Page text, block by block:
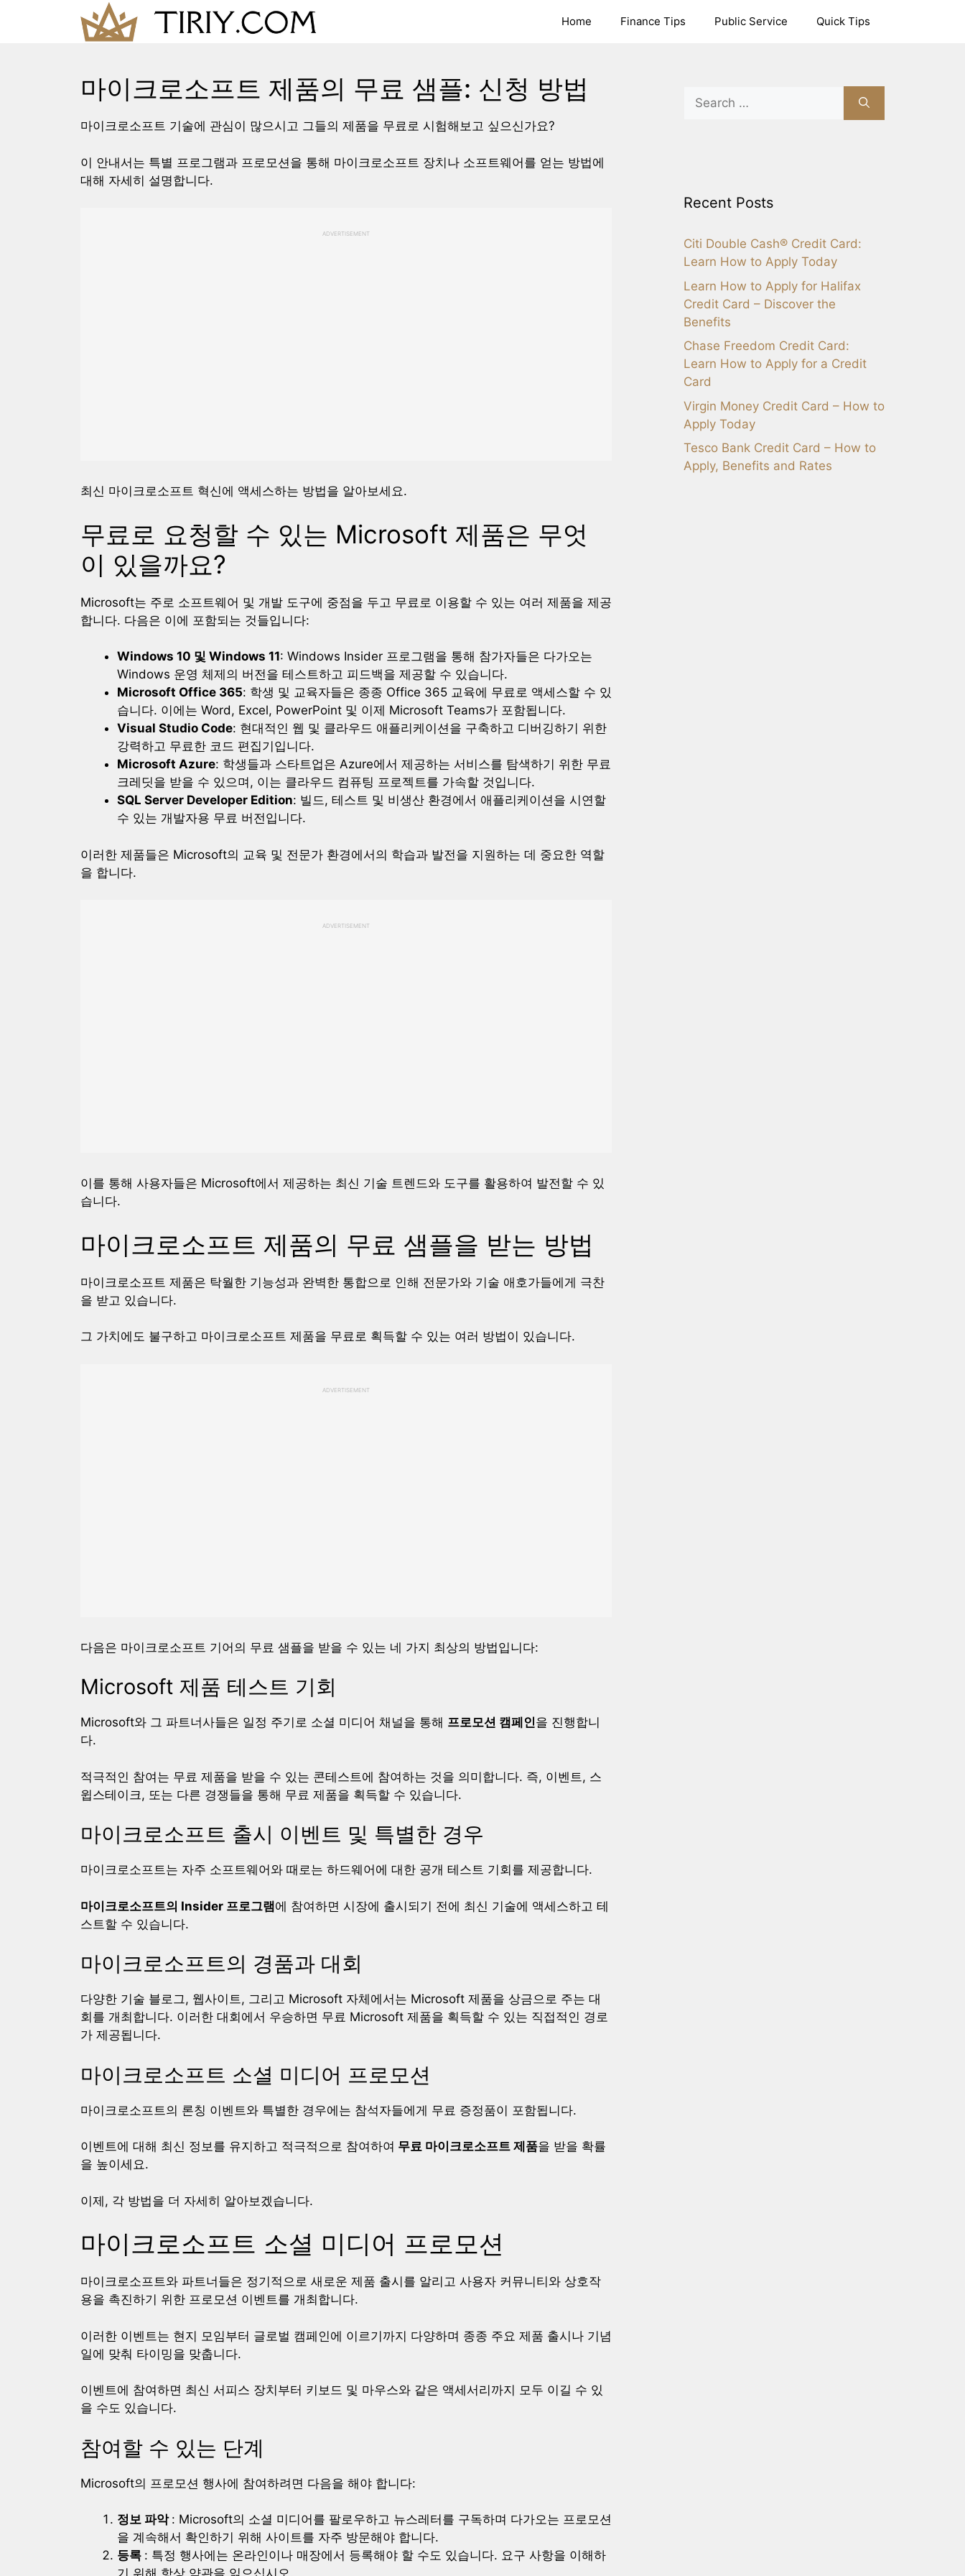
Home Finance Tips Public Service Quick Tips
마이크로소프트 제품의 무료 샘플: 신청 방법
마이크로소프트 기술에 관심이 많으시고 그들의 제품을 무료로 시험해보고 싶으신가요?
이 안내서는 특별 프로그램과 프로모션을 통해 마이크로소프트 장치나 소프트웨어를 얻는 방법에
대해 자세히 설명합니다.
ADVERTISEMENT
최신 마이크로소프트 혁신에 액세스하는 방법을 알아보세요.
무료로 요청할 수 있는 Microsoft 제품은 무엇
이 있을까요?
Microsoft는 주로 소프트웨어 및 개발 도구에 중점을 두고 무료로 이용할 수 있는 여러 제품을 제공
합니다. 다음은 이에 포함되는 것들입니다:
Windows 10 및 Windows 11: Windows Insider 프로그램을 통해 참가자들은 다가오는
Windows 운영 체제의 버전을 테스트하고 피드백을 제공할 수 있습니다.
Microsoft Office 365: 학생 및 교육자들은 종종 Office 365 교육에 무료로 액세스할 수 있
습니다. 이에는 Word, Excel, PowerPoint 및 이제 Microsoft Teams가 포함됩니다.
Visual Studio Code: 현대적인 웹 및 클라우드 애플리케이션을 구축하고 디버깅하기 위한
강력하고 무료한 코드 편집기입니다.
Microsoft Azure: 학생들과 스타트업은 Azure에서 제공하는 서비스를 탐색하기 위한 무료
크레딧을 받을 수 있으며, 이는 클라우드 컴퓨팅 프로젝트를 가속할 것입니다.
SQL Server Developer Edition: 빌드, 테스트 및 비생산 환경에서 애플리케이션을 시연할
수 있는 개발자용 무료 버전입니다.
이러한 제품들은 Microsoft의 교육 및 전문가 환경에서의 학습과 발전을 지원하는 데 중요한 역할
을 합니다.
ADVERTISEMENT
이를 통해 사용자들은 Microsoft에서 제공하는 최신 기술 트렌드와 도구를 활용하여 발전할 수 있
습니다.
마이크로소프트 제품의 무료 샘플을 받는 방법
마이크로소프트 제품은 탁월한 기능성과 완벽한 통합으로 인해 전문가와 기술 애호가들에게 극찬
을 받고 있습니다.
그 가치에도 불구하고 마이크로소프트 제품을 무료로 획득할 수 있는 여러 방법이 있습니다.
ADVERTISEMENT
다음은 마이크로소프트 기어의 무료 샘플을 받을 수 있는 네 가지 최상의 방법입니다:
Microsoft 제품 테스트 기회
Microsoft와 그 파트너사들은 일정 주기로 소셜 미디어 채널을 통해 프로모션 캠페인을 진행합니
다.
적극적인 참여는 무료 제품을 받을 수 있는 콘테스트에 참여하는 것을 의미합니다. 즉, 이벤트, 스
윕스테이크, 또는 다른 경쟁들을 통해 무료 제품을 획득할 수 있습니다.
마이크로소프트 출시 이벤트 및 특별한 경우
마이크로소프트는 자주 소프트웨어와 때로는 하드웨어에 대한 공개 테스트 기회를 제공합니다.
마이크로소프트의 Insider 프로그램에 참여하면 시장에 출시되기 전에 최신 기술에 액세스하고 테
스트할 수 있습니다.
마이크로소프트의 경품과 대회
다양한 기술 블로그, 웹사이트, 그리고 Microsoft 자체에서는 Microsoft 제품을 상금으로 주는 대
회를 개최합니다. 이러한 대회에서 우승하면 무료 Microsoft 제품을 획득할 수 있는 직접적인 경로
가 제공됩니다.
마이크로소프트 소셜 미디어 프로모션
마이크로소프트의 론칭 이벤트와 특별한 경우에는 참석자들에게 무료 증정품이 포함됩니다.
이벤트에 대해 최신 정보를 유지하고 적극적으로 참여하여 무료 마이크로소프트 제품을 받을 확률
을 높이세요.
이제, 각 방법을 더 자세히 알아보겠습니다.
마이크로소프트 소셜 미디어 프로모션
마이크로소프트와 파트너들은 정기적으로 새로운 제품 출시를 알리고 사용자 커뮤니티와 상호작
용을 촉진하기 위한 프로모션 이벤트를 개최합니다.
이러한 이벤트는 현지 모임부터 글로벌 캠페인에 이르기까지 다양하며 종종 주요 제품 출시나 기념
일에 맞춰 타이밍을 맞춥니다.
이벤트에 참여하면 최신 서피스 장치부터 키보드 및 마우스와 같은 액세서리까지 모두 이길 수 있
을 수도 있습니다.
참여할 수 있는 단계
Microsoft의 프로모션 행사에 참여하려면 다음을 해야 합니다:
정보 파악 : Microsoft의 소셜 미디어를 팔로우하고 뉴스레터를 구독하며 다가오는 프로모션
을 계속해서 확인하기 위해 사이트를 자주 방문해야 합니다.
등록 : 특정 행사에는 온라인이나 매장에서 등록해야 할 수도 있습니다. 요구 사항을 이해하
기 위해 항상 약관을 읽으십시오.
Search
for:
Recent Posts
Citi Double Cash® Credit Card:
Learn How to Apply Today
Learn How to Apply for Halifax
Credit Card – Discover the
Benefits
Chase Freedom Credit Card:
Learn How to Apply for a Credit
Card
Virgin Money Credit Card – How to
Apply Today
Tesco Bank Credit Card – How to
Apply, Benefits and Rates